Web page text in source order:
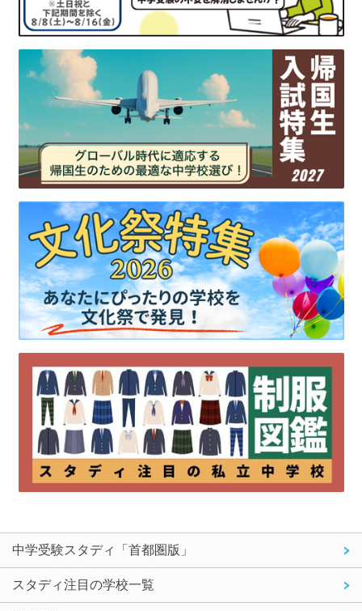
中学受験スタディ「首都圏版」
スタディ注目の学校一覧